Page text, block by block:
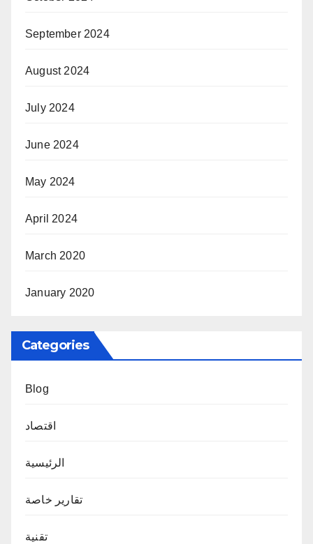
September 2024
August 2024
July 2024
June 2024
May 2024
April 2024
March 2020
January 2020
Categories
Blog
اقتصاد
الرئيسية
تقارير خاصة
تقنية